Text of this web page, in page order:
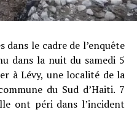
le cadre de l’enquête
dans la nuit du samedi 5
à Lévy, une localité de la
du Sud d’Haiti. 7
ont péri dans l’incident